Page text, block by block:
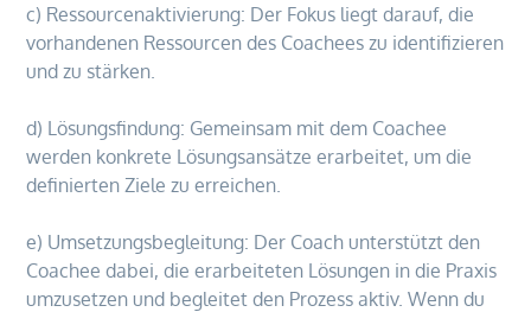
c) Ressourcenaktivierung: Der Fokus liegt darauf, die
vorhandenen Ressourcen des Coachees zu identifizieren
und zu stärken.
d) Lösungsfindung: Gemeinsam mit dem Coachee
werden konkrete Lösungsansätze erarbeitet, um die
definierten Ziele zu erreichen.
e) Umsetzungsbegleitung: Der Coach unterstützt den
Coachee dabei, die erarbeiteten Lösungen in die Praxis
umzusetzen und begleitet den Prozess aktiv. Wenn du